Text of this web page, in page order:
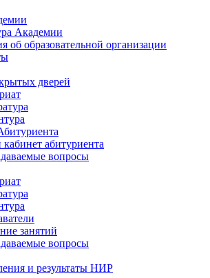
Академии
об образовательной организации
дверей
абитуриента
вопросы
занятий
вопросы
и результаты НИР